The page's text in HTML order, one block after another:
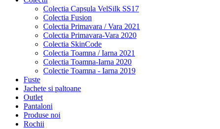
Colectia Capsula VelSilk SS17
Colectia Fusion
Colectia Primavara / Vara 2021
Colectia Primavara-Vara 2020
Colectia SkinCode
Colectia Toamna / Iarna 2021
Colectia Toamna-Iarna 2020
Colectie Toamna - Iarna 2019
Fuste
Jachete si paltoane
Outlet
Pantaloni
Produse noi
Rochii